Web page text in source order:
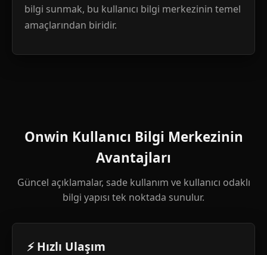
bilgi sunmak, bu kullanıcı bilgi merkezinin temel
amaçlarından biridir.
Onwin Kullanıcı Bilgi Merkezinin
Avantajları
Güncel açıklamalar, sade kullanım ve kullanıcı odaklı
bilgi yapısı tek noktada sunulur.
⚡ Hızlı Ulaşım